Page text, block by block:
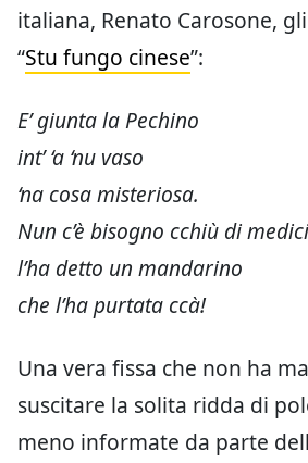
italiana, Renato Carosone,
“Stu fungo cinese”:
E’ giunta la Pechino
int’ ‘a ‘nu vaso
‘na cosa misteriosa.
Nun c’è bisogno cchiù di
l’ha detto un mandarino
che l’ha purtata ccà!
Una vera fissa che non ha
suscitare la solita ridda di
meno informate da parte